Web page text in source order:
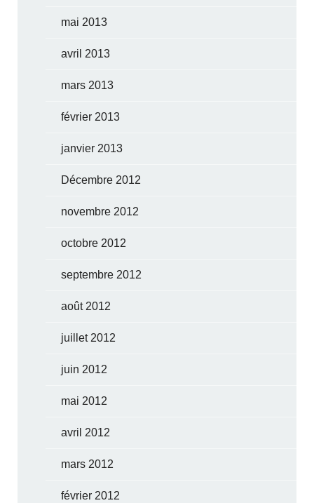
mai 2013
avril 2013
mars 2013
février 2013
janvier 2013
Décembre 2012
novembre 2012
octobre 2012
septembre 2012
août 2012
juillet 2012
juin 2012
mai 2012
avril 2012
mars 2012
février 2012